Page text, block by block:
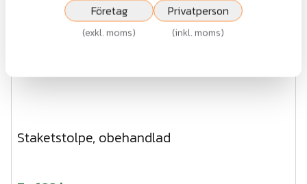
Staketstolpe, obehandlad
Företag
(exkl. moms)
Privatperson
(inkl. moms)